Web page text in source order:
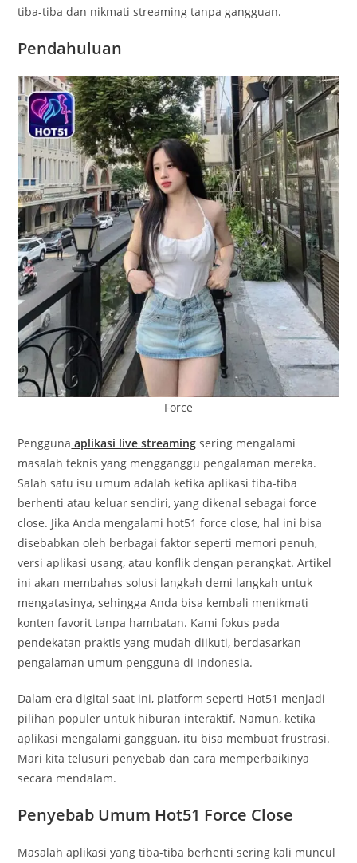
tiba-tiba dan nikmati streaming tanpa gangguan.
Pendahuluan
Force
Pengguna aplikasi live streaming sering mengalami
masalah teknis yang mengganggu pengalaman mereka.
Salah satu isu umum adalah ketika aplikasi tiba-tiba
berhenti atau keluar sendiri, yang dikenal sebagai force
close. Jika Anda mengalami hot51 force close, hal ini bisa
disebabkan oleh berbagai faktor seperti memori penuh,
versi aplikasi usang, atau konflik dengan perangkat. Artikel
ini akan membahas solusi langkah demi langkah untuk
mengatasinya, sehingga Anda bisa kembali menikmati
konten favorit tanpa hambatan. Kami fokus pada
pendekatan praktis yang mudah diikuti, berdasarkan
pengalaman umum pengguna di Indonesia.
Dalam era digital saat ini, platform seperti Hot51 menjadi
pilihan populer untuk hiburan interaktif. Namun, ketika
aplikasi mengalami gangguan, itu bisa membuat frustrasi.
Mari kita telusuri penyebab dan cara memperbaikinya
secara mendalam.
Penyebab Umum Hot51 Force Close
Masalah aplikasi yang tiba-tiba berhenti sering kali muncul